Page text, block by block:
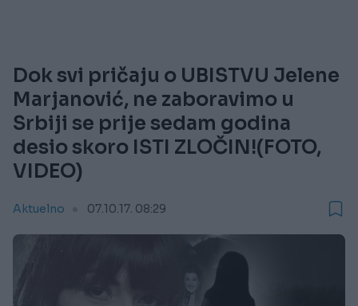
Dok svi pričaju o UBISTVU Jelene
Marjanović, ne zaboravimo u
Srbiji se prije sedam godina
desio skoro ISTI ZLOČIN!(FOTO,
VIDEO)
Aktuelno 07.10.17. 08:29